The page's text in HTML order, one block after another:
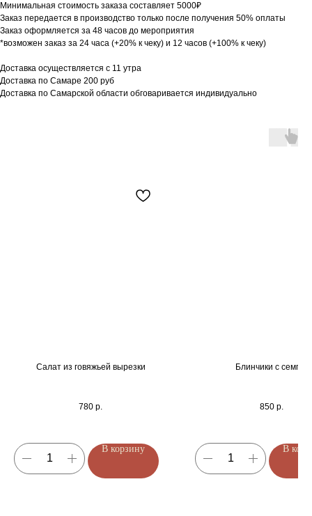
Минимальная стоимость заказа составляет 5000₽
Заказ передается в производство только после получения 50% оплаты
Заказ оформляется за 48 часов до мероприятия
*возможен заказ за 24 часа (+20% к чеку) и 12 часов (+100% к чеку)
Доставка осуществляется с 11 утра
Доставка по Самаре 200 руб
Доставка по Самарской области обговаривается индивидуально
Салат из говяжьей вырезки
780 р.
В корзину
Блинчики с семгой
850 р.
В